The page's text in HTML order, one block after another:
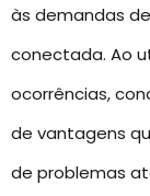
às demandas
conectada. Ao
ocorrências,
de vantagens
de problemas